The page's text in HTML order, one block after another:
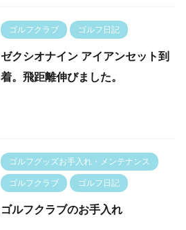
ゴルフクラブ ゴルフ日記
ゼクシオナイン アイアンセット到
着。飛距離伸びました。
ゴルフグッズお手入れ・メンテナンス
ゴルフクラブ ゴルフ日記
ゴルフクラブのお手入れ